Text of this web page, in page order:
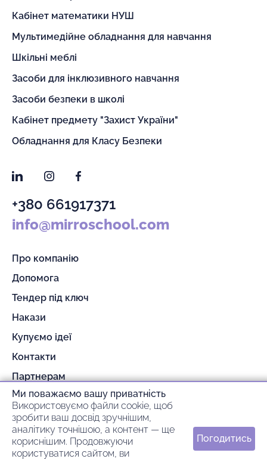
Кабінет математики НУШ
Мультимедійне обладнання для навчання
Шкільні меблі
Засоби для інклюзивного навчання
Засоби безпеки в школі
Кабінет предмету "Захист України"
Обладнання для Класу Безпеки
LinkedInInstagramFacebook
+380 661917371
info@mirroschool.com
Про компанію
Допомога
Тендер під ключ
Накази
Купуємо ідеї
Контакти
Партнерам
Гарантія та повернення
Оплата та доставка
© 2026 mirroschool
Ми поважаємо вашу приватність
Використовуємо файли cookie, щоб
зробити ваш досвід зручнішим,
аналітику точнішою, а контент — ще
кориснішим. Продовжуючи
користуватися сайтом, ви
Погодитись